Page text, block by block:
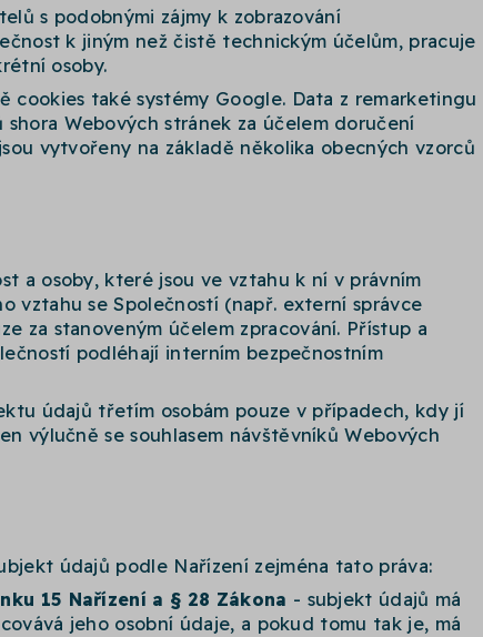
s podobnými zájmy k zobrazování
k jiným než čistě technickým účelům, pracuje
osoby.
cookies také systémy Google. Data z remarketingu
Webových stránek za účelem doručení
vytvořeny na základě několika obecných vzorců
a osoby, které jsou ve vztahu k ní v právním
vztahu se Společností (např. externí správce
za stanoveným účelem zpracování. Přístup a
podléhají interním bezpečnostním
údajů třetím osobám pouze v případech, kdy jí
výlučně se souhlasem návštěvníků Webových
údajů podle Nařízení zejména tato práva:
15 Nařízení a § 28 Zákona - subjekt údajů má
jeho osobní údaje, a pokud tomu tak je, má